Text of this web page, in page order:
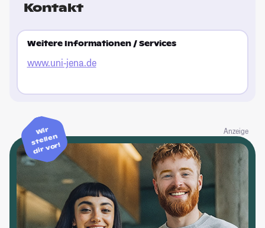
Kontakt
Weitere Informationen / Services
www.uni-jena.de
Anzeige
Wir
stellen
dir vor!